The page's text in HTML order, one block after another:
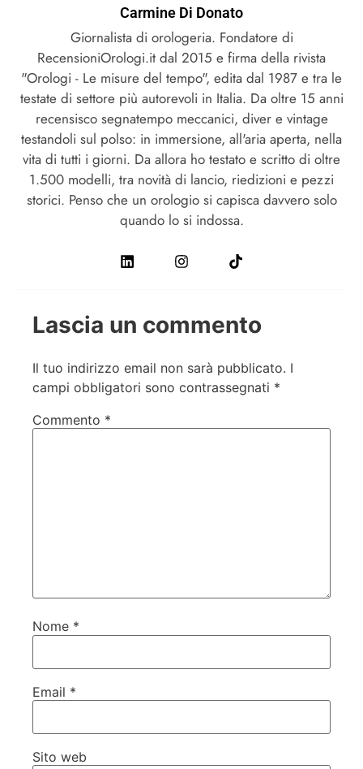
Carmine Di Donato
Giornalista di orologeria. Fondatore di
RecensioniOrologi.it dal 2015 e firma della rivista
"Orologi - Le misure del tempo", edita dal 1987 e tra le
testate di settore più autorevoli in Italia. Da oltre 15 anni
recensisco segnatempo meccanici, diver e vintage
testandoli sul polso: in immersione, all'aria aperta, nella
vita di tutti i giorni. Da allora ho testato e scritto di oltre
1.500 modelli, tra novità di lancio, riedizioni e pezzi
storici. Penso che un orologio si capisca davvero solo
quando lo si indossa.
Lascia un commento
Il tuo indirizzo email non sarà pubblicato. I
campi obbligatori sono contrassegnati *
Commento *
Nome *
Email *
Sito web